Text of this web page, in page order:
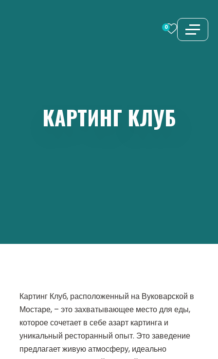
0
КАРТИНГ КЛУБ
Картинг Клуб, расположенный на Вуковарской в
Мостаре, – это захватывающее место для еды,
которое сочетает в себе азарт картинга и
уникальный ресторанный опыт. Это заведение
предлагает живую атмосферу, идеально